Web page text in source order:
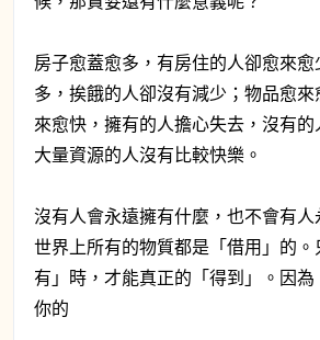
房子愈蓋愈多，有房住的人卻愈來
多，挨餓的人卻沒有減少；物品愈
來愈快，擁有的人擔心失去，沒有
大量資源的人沒有比較快樂。
沒有人會永遠擁有什麼，也不會有人
世界上所有的物質都是「借用」的
有」時，才能真正的「得到」。因
你的